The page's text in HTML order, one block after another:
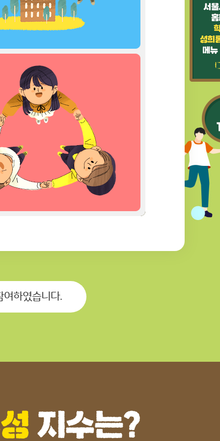
0
ENTER
하였습니다.